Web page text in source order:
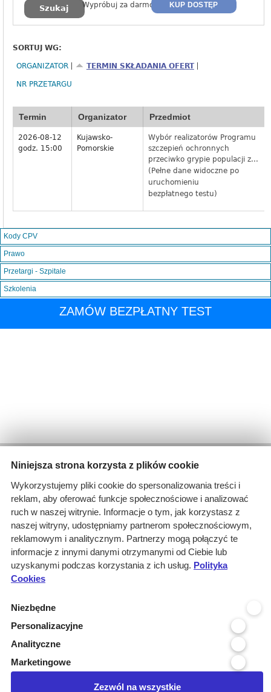
Wypróbuj za darmo KUP DOSTĘP
SORTUJ WG:
ORGANIZATOR TERMIN SKŁADANIA OFERT
NR PRZETARGU
Termin Organizator Przedmiot
2026-08-12
godz. 15:00
Kujawsko-
Pomorskie
Wybór realizatorów Programu
szczepień ochronnych
przeciwko grypie populacji z...
(Pełne dane widoczne po
uruchomieniu
bezpłatnego testu)
Kody CPV
Prawo
Przetargi - Szpitale
Szkolenia
ZAMÓW BEZPŁATNY TEST
Branże: Laboratoria
Miejscowość organizatora: Tuch...
Branże: Finanse - bankowość
Podbranze: usługi medyczne
Branże: Wodno - kanalizacyjna
Kraj realizacji: POLSKA
Województwo realizacji
Miejscowość organizatora
Niniejsza strona korzysta z plików cookie
Wykorzystujemy pliki cookie do spersonalizowania treści i
reklam, aby oferować funkcje społecznościowe i analizować
ruch w naszej witrynie. Informacje o tym, jak korzystasz z
naszej witryny, udostępniamy partnerom społecznościowym,
reklamowym i analitycznym. Partnerzy mogą połączyć te
informacje z innymi danymi otrzymanymi od Ciebie lub
uzyskanymi podczas korzystania z ich usług. Polityka
Cookies
Niezbędne
Personalizacyjne
Analityczne
Marketingowe
Zezwól na wszystkie